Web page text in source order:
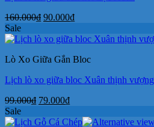
160.000₫ Giá
là:
90.000₫Giá
tại
90.000₫.
Sale
Lò Xo Giữa Gắn Bloc
Lịch lò xo giữa bloc Xuân thịnh vượng
99.000₫ Giá
là:
79.000₫Giá
tại
Sale